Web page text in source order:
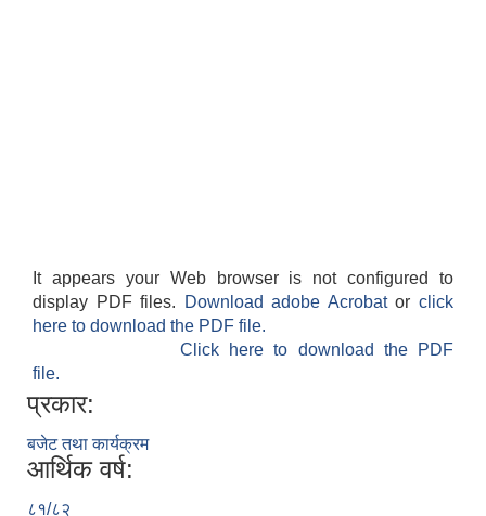
It appears your Web browser is not configured to
display PDF files.
Download adobe Acrobatorclick
here to download the PDF file.
Click here to download the PDF
file.
प्रकार:
बजेट तथा कार्यक्रम
आर्थिक वर्ष:
८१/८२